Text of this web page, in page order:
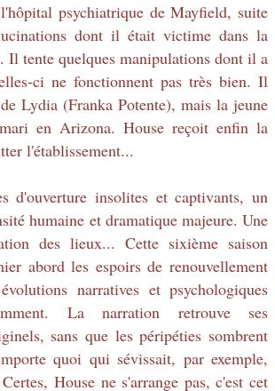
psychiatrique de Mayfield, suite
dont il était victime dans la
Il tente quelques manipulations dont il a
ci ne fonctionnent pas très bien. Il
Lydia (Franka Potente), mais la jeune
en Arizona. House reçoit enfin la
l'établissement...
d'ouverture insolites et captivants, un
humaine et dramatique majeure. Une
des lieux... Cette sixième saison
abord les espoirs de renouvellement
narratives et psychologiques
La narration retrouve ses
sans que les péripéties sombrent
quoi qui sévissait, par exemple,
House ne s'arrange pas, c'est cet